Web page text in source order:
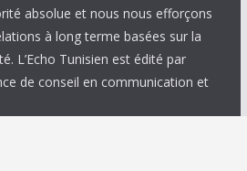
absolue et nous nous efforçons
à long terme basées sur la
L’Echo Tunisien est édité par
de conseil en communication et